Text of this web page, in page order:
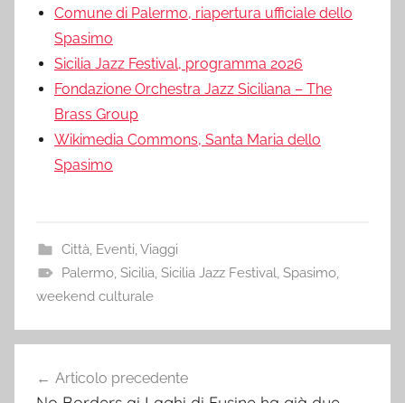
Comune di Palermo, riapertura ufficiale dello
Spasimo
Sicilia Jazz Festival, programma 2026
Fondazione Orchestra Jazz Siciliana – The
Brass Group
Wikimedia Commons, Santa Maria dello
Spasimo
Città, Eventi,Viaggi
Palermo, Sicilia, Sicilia Jazz Festival, Spasimo,
weekend culturale
articoli
Articolo precedente